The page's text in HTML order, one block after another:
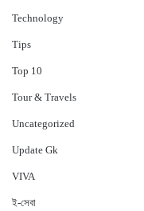
Technology
Tips
Top 10
Tour & Travels
Uncategorized
Update Gk
VIVA
ই-সেবা